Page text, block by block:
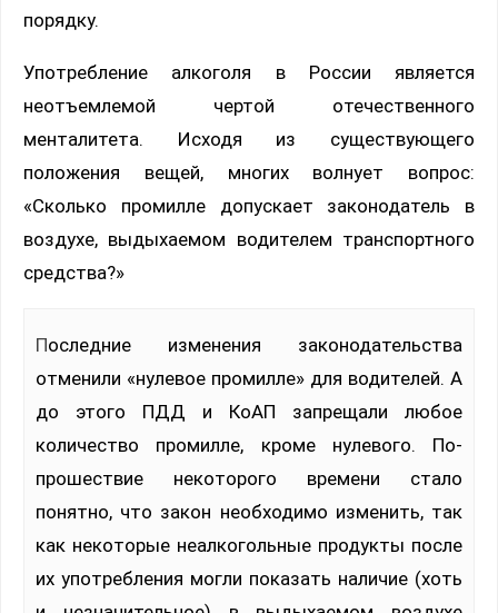
порядку.
Употребление алкоголя в России является
неотъемлемой чертой отечественного
менталитета. Исходя из существующего
положения вещей, многих волнует вопрос:
«Сколько промилле допускает законодатель в
воздухе, выдыхаемом водителем транспортного
средства?»
Последние изменения законодательства
отменили «нулевое промилле» для водителей. А
до этого ПДД и КоАП запрещали любое
количество промилле, кроме нулевого. По-
прошествие некоторого времени стало
понятно, что закон необходимо изменить, так
как некоторые неалкогольные продукты после
их употребления могли показать наличие (хоть